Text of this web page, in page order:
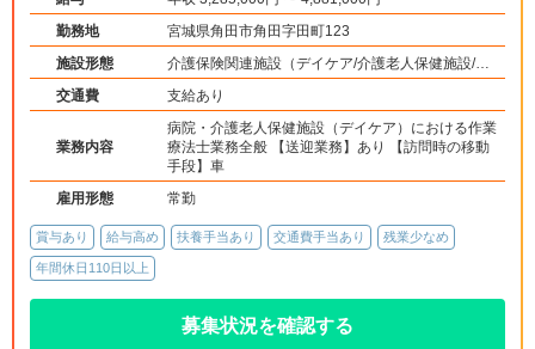
勤務地
宮城県角田市角田字田町123
施設形態
介護保険関連施設（デイケア/介護老人保健施設/訪
問看護・リハ）、その他（その他）
交通費 支給あり
業務内容
病院・介護老人保健施設（デイケア）における作業
療法士業務全般 【送迎業務】あり 【訪問時の移動
手段】車
雇用形態
常勤
賞与あり 給与高め 扶養手当あり 交通費手当あり 残業少なめ
年間休日110日以上
募集状況を確認する